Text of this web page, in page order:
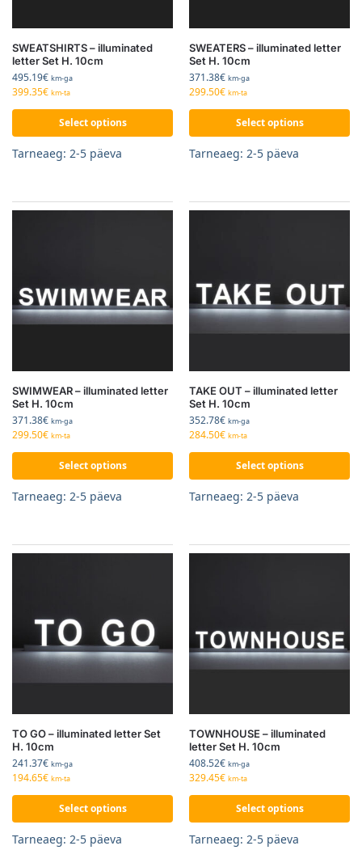
SWEATSHIRTS – illuminated
letter Set H. 10cm
495.19€ km-ga
399.35€ km-ta
Select options
Tarneaeg: 2-5 päeva
SWEATERS – illuminated letter
Set H. 10cm
371.38€ km-ga
299.50€ km-ta
Select options
Tarneaeg: 2-5 päeva
SWIMWEAR – illuminated letter
Set H. 10cm
371.38€ km-ga
299.50€ km-ta
Select options
Tarneaeg: 2-5 päeva
TAKE OUT – illuminated letter
Set H. 10cm
352.78€ km-ga
284.50€ km-ta
Select options
Tarneaeg: 2-5 päeva
TO GO – illuminated letter Set
H. 10cm
241.37€ km-ga
194.65€ km-ta
Select options
Tarneaeg: 2-5 päeva
TOWNHOUSE – illuminated
letter Set H. 10cm
408.52€ km-ga
329.45€ km-ta
Select options
Tarneaeg: 2-5 päeva